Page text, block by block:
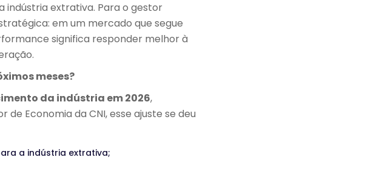
indústria extrativa. Para o gestor
em um mercado que segue
significa responder melhor à
meses?
da indústria em 2026,
de Economia da CNI, esse ajuste se deu
a indústria extrativa;